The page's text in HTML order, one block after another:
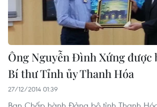
Ông Nguyễn Đình Xứng được
Bí thư Tỉnh ủy Thanh Hóa
27/12/2014 01:39